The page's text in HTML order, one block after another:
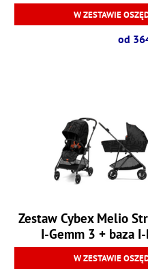
W ZESTAWIE
od
Zestaw Cybex Melio
I-Gemm 3 + baza
W ZESTAWIE